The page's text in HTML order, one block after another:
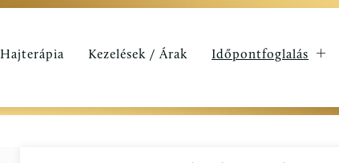
Hajterápia Kezelések / Árak Időpontfoglalás